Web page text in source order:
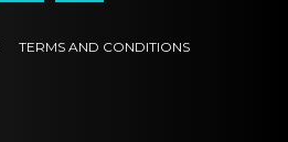
TERMS AND CONDITIONS